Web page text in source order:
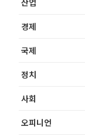
산업
경제
국제
정치
사회
오피니언